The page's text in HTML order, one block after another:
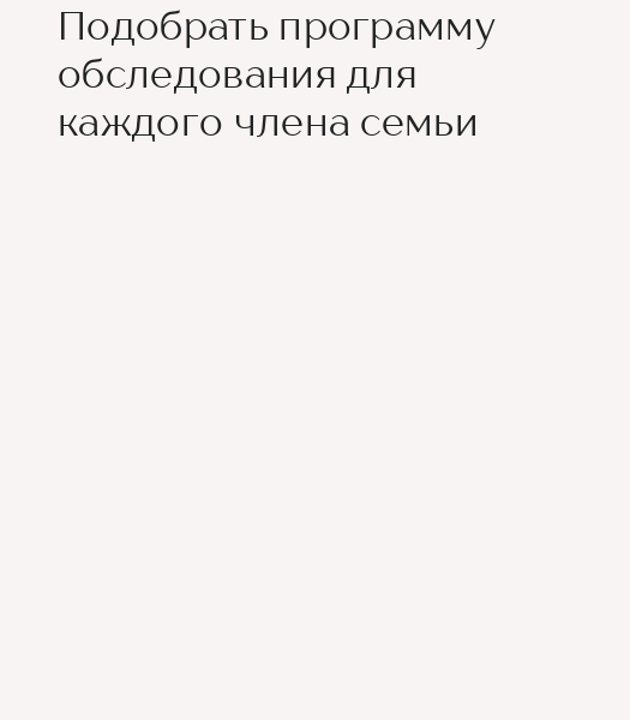
Подобрать программу
обследования для
каждого члена семьи